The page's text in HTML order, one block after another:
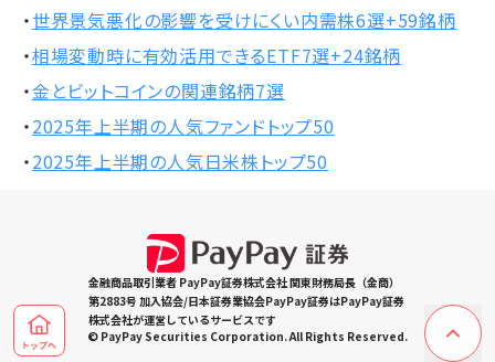
・世界景気悪化の影響を受けにくい内需株6選+59銘柄
・相場変動時に有効活用できるETF7選+24銘柄
・金とビットコインの関連銘柄7選
・2025年上半期の人気ファンドトップ50
・2025年上半期の人気日米株トップ50
金融商品取引業者 PayPay証券株式会社 関東財務局長（金商）
第2883号 加入協会/日本証券業協会PayPay証券はPayPay証券
株式会社が運営しているサービスです
© PayPay Securities Corporation. All Rights Reserved.